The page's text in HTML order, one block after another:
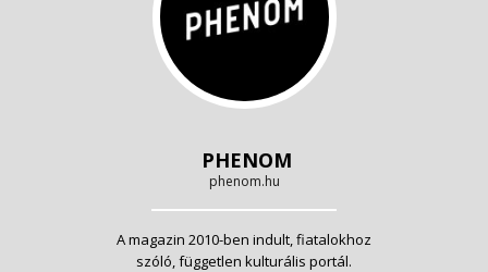
PHENOM
phenom.hu
A magazin 2010-ben indult, fiatalokhoz
szóló, független kulturális portál.